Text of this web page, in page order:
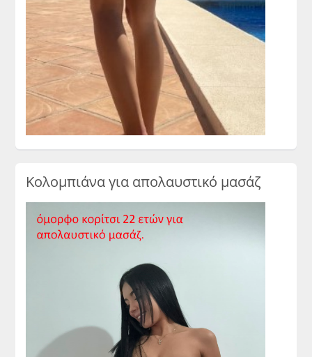
Κολομπιάνα για απολαυστικό μασάζ